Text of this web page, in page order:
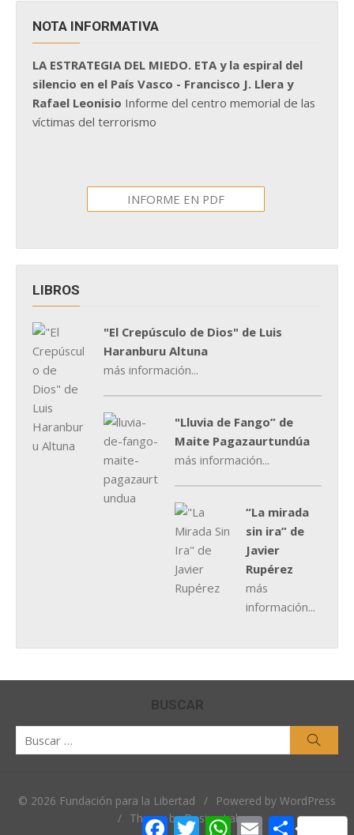
NOTA INFORMATIVA
LA ESTRATEGIA DEL MIEDO. ETA y la espiral del
silencio en el País Vasco - Francisco J. Llera y
Rafael Leonisio Informe del centro memorial de las
víctimas del terrorismo
INFORME EN PDF
LIBROS
"El Crepúsculo de Dios" de Luis
Haranburu Altuna
más información...
"Lluvia de Fango” de
Maite Pagazaurtundúa
más información...
“La mirada
sin ira” de
Javier
Rupérez
más
información...
BUSCAR
© 2026 Fundación para la Libertad /
Powered by WordPress
/ Theme by Design Lab
Facebook
TwitterWhatsApp
EmailCompartir